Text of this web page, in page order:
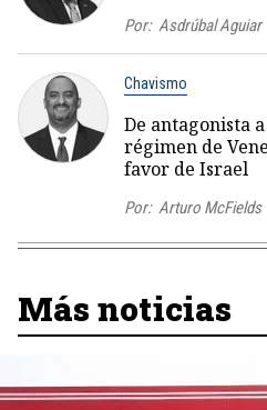
Por: Asdrúbal Aguiar
Chavismo
De antagonista
régimen de
favor de Israel
Por: Arturo McFields
Más noticias